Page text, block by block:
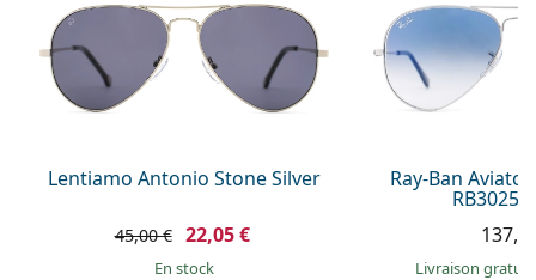
Lentiamo Antonio Stone Silver
45,00 € 22,05 €
en stock
Ray-Ban
RB3025
Livraison